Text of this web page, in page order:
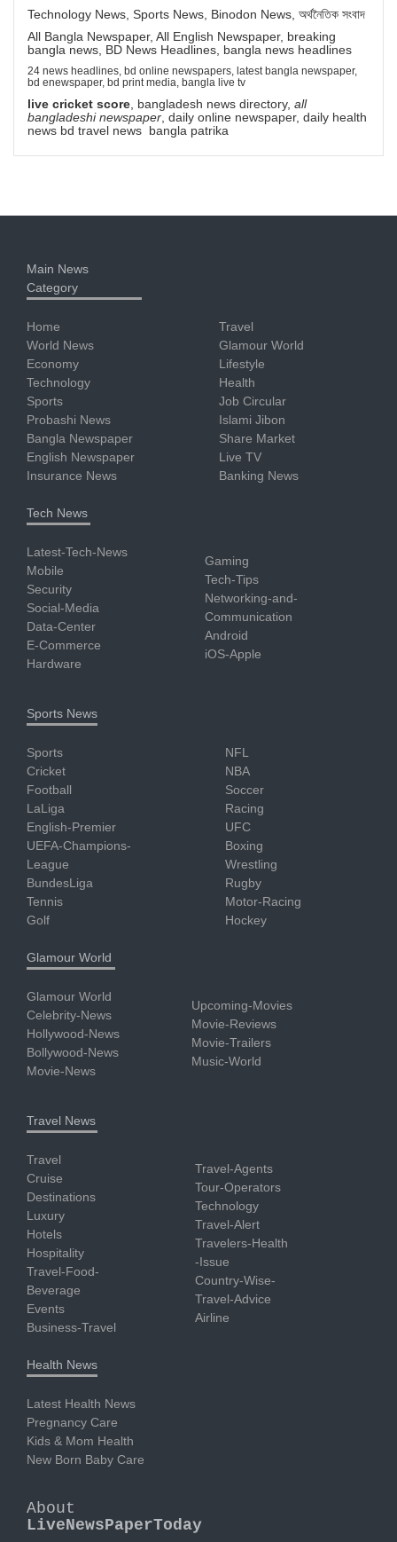
Technology News, Sports News, Binodon News, অর্থনৈতিক সংবাদ
All Bangla Newspaper, All English Newspaper, breaking
bangla news, BD News Headlines, bangla news headlines
24 news headlines, bd online newspapers, latest bangla newspaper,
bd enewspaper, bd print media, bangla live tv
live cricket score , bangladesh news directory, all
bangladeshi newspaper , daily online newspaper, daily health
news bd travel news bangla patrika
Main News
Category
Home
World News
Economy
Technology
Sports
Probashi News
Bangla Newspaper
English Newspaper
Insurance News
Travel
Glamour World
Lifestyle
Health
Job Circular
Islami Jibon
Share Market
Live TV
Banking News
Tech News
Latest-Tech-News
Mobile
Security
Social-Media
Data-Center
E-Commerce
Hardware
Gaming
Tech-Tips
Networking-and-
Communication
Android
iOS-Apple
Sports News
Sports
Cricket
Football
LaLiga
English-Premier
UEFA-Champions-
League
BundesLiga
Tennis
Golf
NFL
NBA
Soccer
Racing
UFC
Boxing
Wrestling
Rugby
Motor-Racing
Hockey
Glamour World
Glamour World
Celebrity-News
Hollywood-News
Bollywood-News
Movie-News
Upcoming-Movies
Movie-Reviews
Movie-Trailers
Music-World
Travel News
Travel
Cruise
Destinations
Luxury
Hotels
Hospitality
Travel-Food-
Beverage
Events
Business-Travel
Travel-Agents
Tour-Operators
Technology
Travel-Alert
Travelers-Health
-Issue
Country-Wise-
Travel-Advice
Airline
Health News
Latest Health News
Pregnancy Care
Kids & Mom Health
New Born Baby Care
About
LiveNewsPaperToday